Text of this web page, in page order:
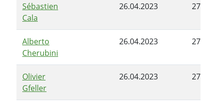
Sébastien
Cala
26.04.2023
Alberto
Cherubini
26.04.2023
Olivier
Gfeller
26.04.2023